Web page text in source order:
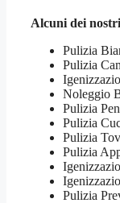
Alcuni dei
Pulizia
Pulizia
Noleggio
Pulizia
Pulizia
Pulizia
Pulizia
Pulizia